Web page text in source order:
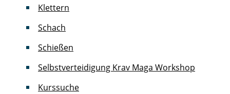
Klettern
Schach
Schießen
Selbstverteidigung Krav Maga Workshop
Kurssuche